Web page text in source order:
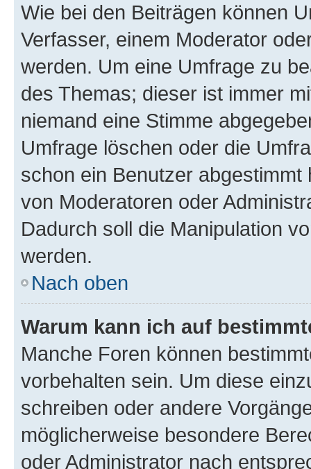
Wie bei den Beiträgen können
Verfasser, einem Moderator
werden. Um eine Umfrage zu
des Themas; dieser ist immer
niemand eine Stimme
Umfrage löschen oder die
schon ein Benutzer
von Moderatoren oder
Dadurch soll die Manipulation
werden.
Nach oben
Warum kann ich auf
Manche Foren können
vorbehalten sein. Um diese
schreiben oder andere
möglicherweise besondere
oder Administrator nach